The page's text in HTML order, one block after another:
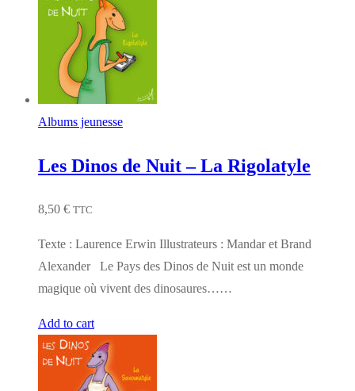
Albums jeunesse
Les Dinos de Nuit – La Rigolatyle
8,50 € TTC
Texte : Laurence Erwin Illustrateurs : Mandar et Brand
Alexander Le Pays des Dinos de Nuit est un monde
magique où vivent des dinosaures……
Add to cart